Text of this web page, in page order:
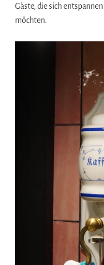
Gäste, die sich
möchten.